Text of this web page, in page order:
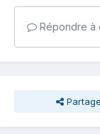
Répondre à